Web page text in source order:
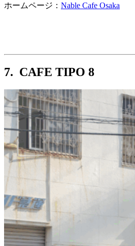
ホームページ： Nable Cafe Osaka
7. CAFE TIPO 8